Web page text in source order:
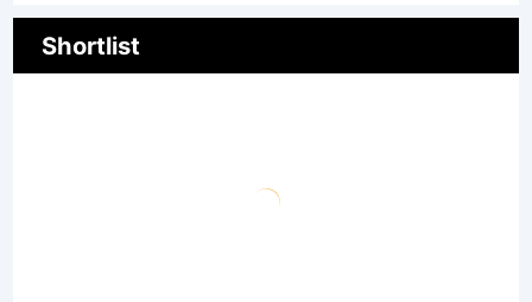
Shortlist